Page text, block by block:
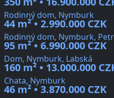
Rodinný dom, Nymburk
44 m² • 2.990.000 CZK
Rodinný dom, Nymburk,
95 m² • 6.990.000 CZK
Dom, Nymburk, Labská
160 m² • 13.000.000
Chata, Nymburk
46 m² • 3.870.000 CZK